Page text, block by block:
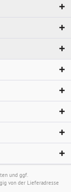
und ggf.
von der Lieferadresse